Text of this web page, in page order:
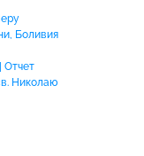
Боливия
Отчет
Николаю